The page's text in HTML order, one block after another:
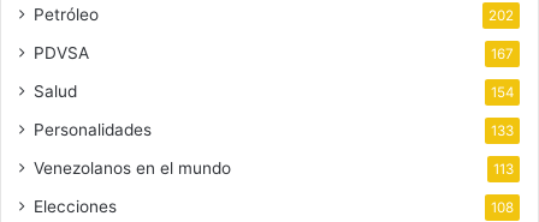
Petróleo 202
PDVSA 167
Salud 154
Personalidades 133
Venezolanos en el mundo 113
Elecciones 108